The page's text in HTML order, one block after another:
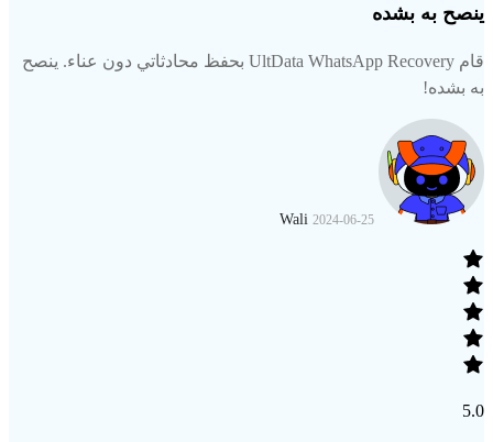
ينصح به بشده
قام UltData WhatsApp Recovery بحفظ محادثاتي دون عناء. ينصح
به بشده!
Wali 2024-06-25
5.0